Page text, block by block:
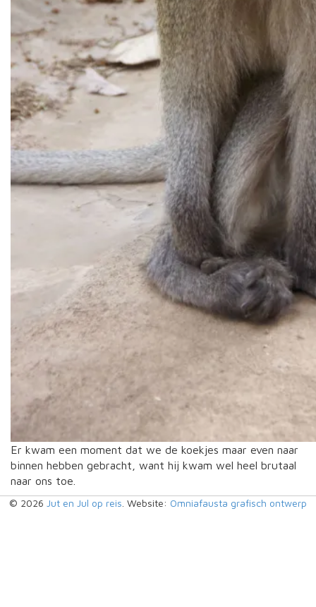
Er kwam een moment dat we de koekjes maar even naar
binnen hebben gebracht, want hij kwam wel heel brutaal
naar ons toe.
© 2026 Jut en Jul op reis . Website: Omniafausta grafisch ontwerp